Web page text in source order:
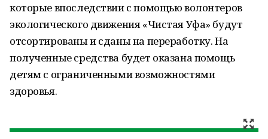
которые впоследствии с помощью волонтеров
экологического движения «Чистая Уфа» будут
отсортированы и сданы на переработку. На
полученные средства будет оказана помощь
детям с ограниченными возможностями
здоровья.